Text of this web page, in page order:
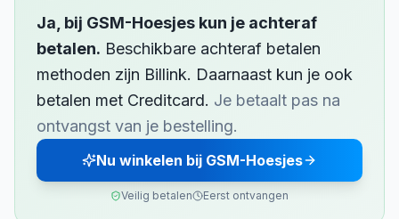
Ja, bij GSM-Hoesjes kun je achteraf
betalen. Beschikbare achteraf betalen
methoden zijn Billink. Daarnaast kun je ook
betalen met Creditcard. Je betaalt pas na
ontvangst van je bestelling.
Nu winkelen bij GSM-Hoesjes
Veilig betalen Eerst ontvangen